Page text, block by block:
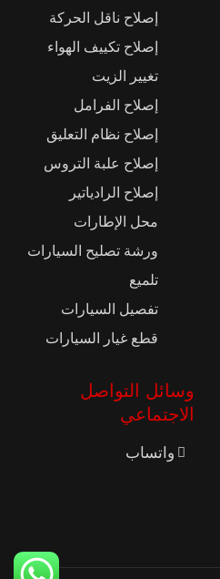
إصلاح ناقل الحركة
إصلاح تكييف الهواء
تغيير الزيت
إصلاح الفرامل
إصلاح نظام التعليق
إصلاح علبة التروس
إصلاح الرادياتير
محل الإطارات
ورشة تصليح السيارات
تلميع
تفصيل السيارات
قطع غيار السيارات
وسائل التواصل
الاجتماعي
واتساب